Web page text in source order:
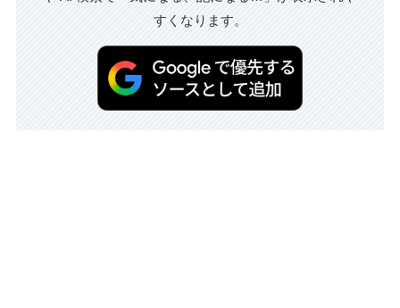
すくなります。